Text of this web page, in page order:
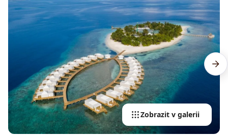
Zobrazit v galerii